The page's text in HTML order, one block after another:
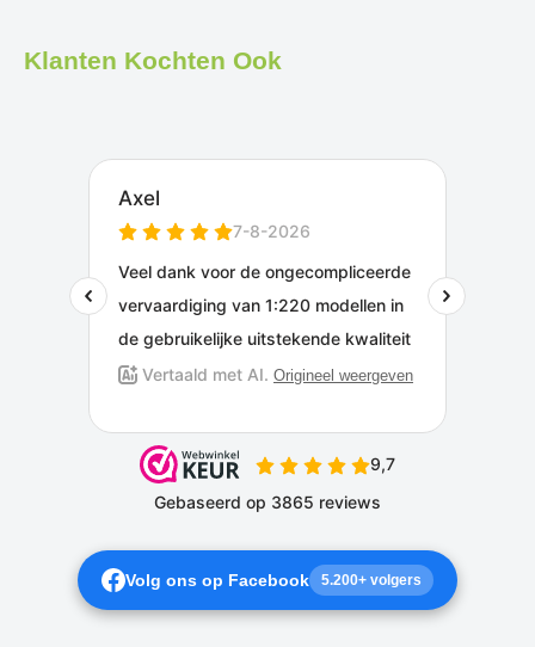
Klanten Kochten Ook
Volg ons op Facebook 5.200+ volgers